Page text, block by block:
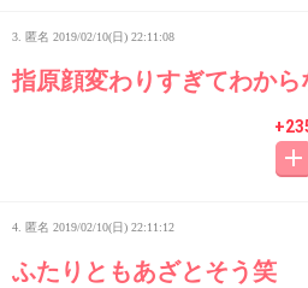
3. 匿名 2019/02/10(日) 22:11:08
指原顔変わりすぎてわから
4. 匿名 2019/02/10(日) 22:11:12
ふたりともあざとそう笑